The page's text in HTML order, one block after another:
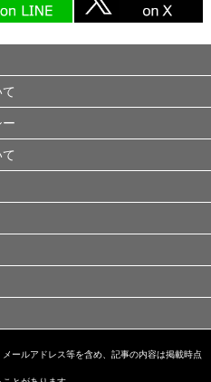
ールアドレス等を含め、記事の内容は掲載時点